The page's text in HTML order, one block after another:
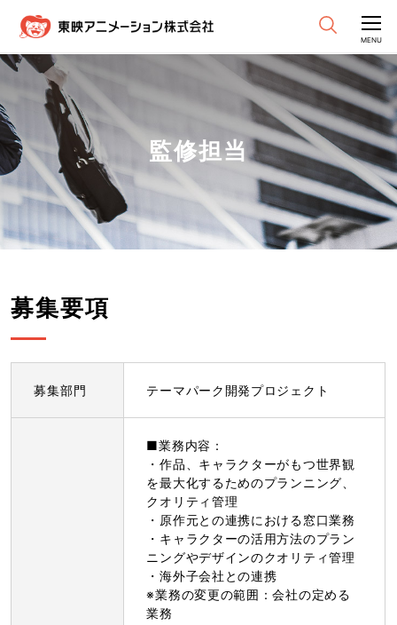
CLOSE
MENU
監修担当
募集要項
募集部門 テーマパーク開発プロジェクト
■業務内容：
・作品、キャラクターがもつ世界観
を最大化するためのプランニング、
クオリティ管理
・原作元との連携における窓口業務
・キャラクターの活用方法のプラン
ニングやデザインのクオリティ管理
・海外子会社との連携
※業務の変更の範囲：会社の定める
業務